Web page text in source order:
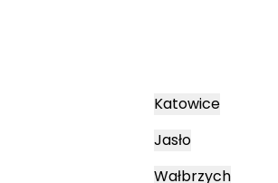
Katowice
Jasło
Wałbrzych